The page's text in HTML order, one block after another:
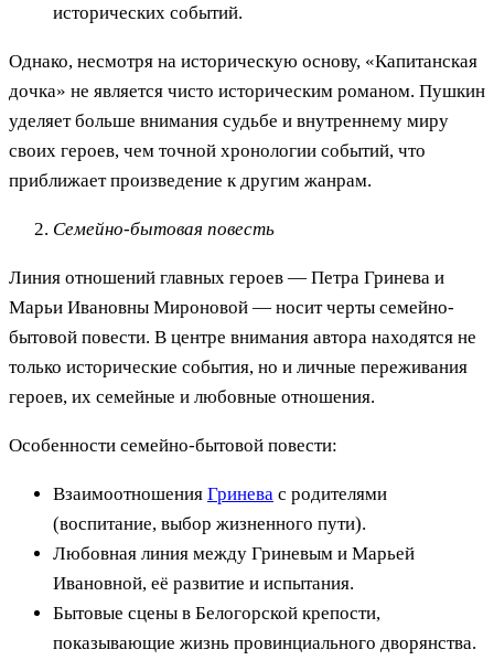
исторических событий.
Однако, несмотря на историческую основу, «Капитанская
дочка» не является чисто историческим романом. Пушкин
уделяет больше внимания судьбе и внутреннему миру
своих героев, чем точной хронологии событий, что
приближает произведение к другим жанрам.
Семейно-бытовая повесть
Линия отношений главных героев — Петра Гринева и
Марьи Ивановны Мироновой — носит черты семейно-
бытовой повести. В центре внимания автора находятся не
только исторические события, но и личные переживания
героев, их семейные и любовные отношения.
Особенности семейно-бытовой повести:
Взаимоотношения Гринева с родителями
(воспитание, выбор жизненного пути).
Любовная линия между Гриневым и Марьей
Ивановной, её развитие и испытания.
Бытовые сцены в Белогорской крепости,
показывающие жизнь провинциального дворянства.